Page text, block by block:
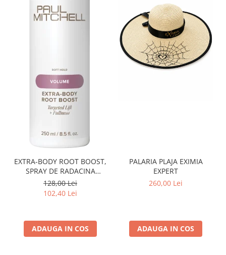
EXTRA-BODY ROOT BOOST,
SPRAY DE RADACINA
PENTRU VOLUM 250 ML
128,00 Lei
102,40 Lei
ADAUGA IN COS
PALARIA PLAJA EXIMIA
EXPERT
260,00 Lei
ADAUGA IN COS